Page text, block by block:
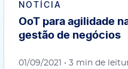
NOTÍCIA
OoT para agilidade
gestão de negócios
01/09/2021 • 3 min de